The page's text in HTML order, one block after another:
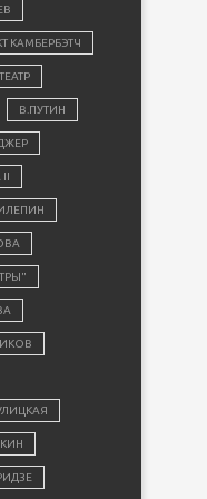
КАМБЕРБЭТЧ
В.ПУТИН
II